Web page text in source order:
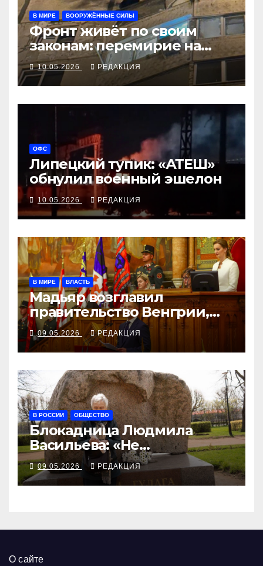
В МИРЕ ВООРУЖЁННЫЕ СИЛЫ
Фронт живёт по своим
законам: перемирие на
словах, атаки на земле
10.05.2026 РЕДАКЦИЯ
ОФС
Липецкий тупик: «АТЕШ»
обнулил военный эшелон
10.05.2026 РЕДАКЦИЯ
В МИРЕ ВЛАСТЬ
Мадьяр возглавил
правительство Венгрии,
Орбан не пришёл на
заседание
09.05.2026 РЕДАКЦИЯ
В РОССИИ ОБЩЕСТВО
Блокадница Людмила
Васильева: «Не
прикрывайте свои
преступления народной
Победой!»
09.05.2026 РЕДАКЦИЯ
О сайте